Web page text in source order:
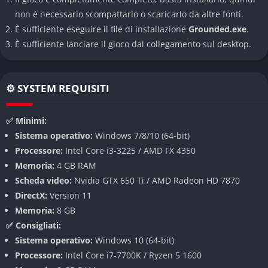
Sistema di Crafting Stratificato
Il crafting è un elemento fondamentale di Grounded, con
dinamiche semplici ma che offrono numerose possibilità di
materiali raccolti presso appositi macchinari all’interno dei
laboratori scientifici. Ogni ingrediente analizzato sblocca varie
ricette e incrementa il livello “cerebrale” del personaggio,
aprendo nuove possibilità costruttive.
Costruzione di Basi Elaborate
Il sistema di costruzione delle basi è particolarmente curato,
rappresentando quasi un gioco nel gioco per gli appassionati
di queste meccaniche. Utilizzando materiali come legnetti, erba
fresca e secca, foglie di trifoglio e ghiande, potrai creare
strutture originali su più piani. La peculiarità
dell’ambientazione permette anche di utilizzare ragnatele e
non è necessario scompattarlo o scaricarlo da altre fonti.
È sufficiente eseguire il file di installazione Grounded.exe.
È sufficiente lanciare il gioco dal collegamento sul desktop.
⚙️ SYSTEM REQUISITI
✅ Minimi:
Sistema operativo: Windows 7/8/10 (64-bit)
Processore: Intel Core i3-3225 / AMD FX 4350
Memoria: 4 GB RAM
Scheda video: Nvidia GTX 650 Ti / AMD Radeon HD 7870
DirectX: Version 11
Memoria: 8 GB
✅ Consigliati:
Sistema operativo: Windows 10 (64-bit)
Processore: Intel Core i7-7700K / Ryzen 5 1600